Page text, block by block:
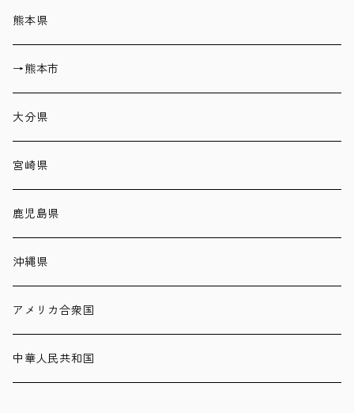
熊本県
→熊本市
大分県
宮崎県
鹿児島県
沖縄県
アメリカ合衆国
中華人民共和国